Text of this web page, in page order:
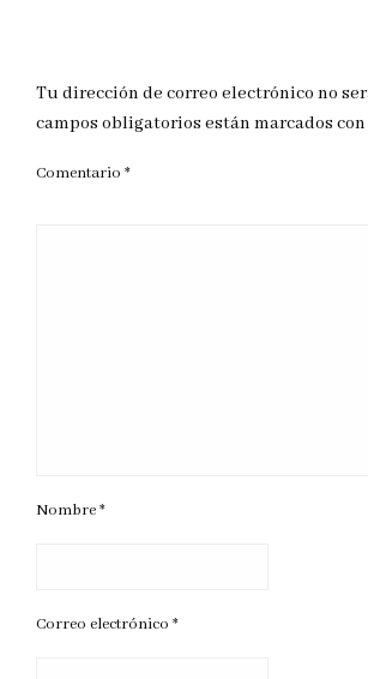
Tu dirección de correo electrónico no
campos obligatorios están marcados con
Comentario *
Nombre*
Correo electrónico *